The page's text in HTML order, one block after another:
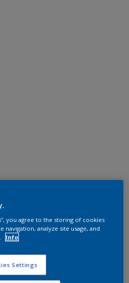
you agree to the storing of cookies
navigation, analyze site usage, and
Info
Settings